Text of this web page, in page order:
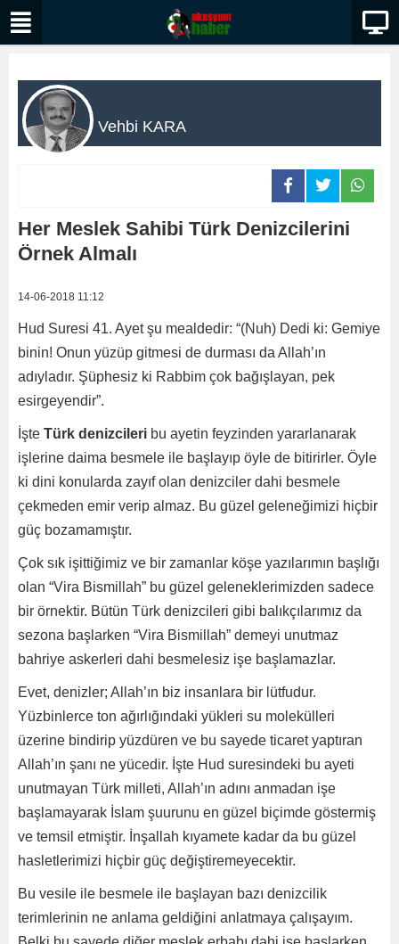
Vehbi KARA
Her Meslek Sahibi Türk Denizcilerini
Örnek Almalı
14-06-2018 11:12
Hud Suresi 41. Ayet şu mealdedir: “(Nuh) Dedi ki: Gemiye
binin! Onun yüzüp gitmesi de durması da Allah’ın
adıyladır. Şüphesiz ki Rabbim çok bağışlayan, pek
esirgeyendir”.
İşte Türk denizcileri bu ayetin feyzinden yararlanarak
işlerine daima besmele ile başlayıp öyle de bitirirler. Öyle
ki dini konularda zayıf olan denizciler dahi besmele
çekmeden emir verip almaz. Bu güzel geleneğimizi hiçbir
güç bozamamıştır.
Çok sık işittiğimiz ve bir zamanlar köşe yazılarımın başlığı
olan “Vira Bismillah” bu güzel geleneklerimizden sadece
bir örnektir. Bütün Türk denizcileri gibi balıkçılarımız da
sezona başlarken “Vira Bismillah” demeyi unutmaz
bahriye askerleri dahi besmelesiz işe başlamazlar.
Evet, denizler; Allah’ın biz insanlara bir lütfudur.
Yüzbinlerce ton ağırlığındaki yükleri su molekülleri
üzerine bindirip yüzdüren ve bu sayede ticaret yaptıran
Allah’ın şanı ne yücedir. İşte Hud suresindeki bu ayeti
unutmayan Türk milleti, Allah’ın adını anmadan işe
başlamayarak İslam şuurunu en güzel biçimde göstermiş
ve temsil etmiştir. İnşallah kıyamete kadar da bu güzel
hasletlerimizi hiçbir güç değiştiremeyecektir.
Bu vesile ile besmele ile başlayan bazı denizcilik
terimlerinin ne anlama geldiğini anlatmaya çalışayım.